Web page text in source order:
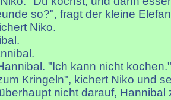
so?", fragt der kleine
Niko.
"Ich kann nicht kochen."
Kringeln", kichert Niko und
nicht darauf,